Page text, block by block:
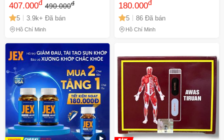
chống oxi hóa và tăng cường
sức khỏe tổng thể
407.000đ 490.000đ
5 3.9k+ Đã bán
Hồ Chí Minh
Hỗ Trợ Sức Khỏe Khớp Từ
Malaysia, Hộp 20 Ống - Mã
1470
180.000đ
5 86 Đã bán
Hồ Chí Minh
🎁 Đừng Bỏ Lỡ! 🎁
Mã Giảm Giá Dành Riêng Cho Bạn
Giảm ngay-cho bất kỳ đơn hàng nào.
XXX-XXXX
Số lần áp dụng:1lần